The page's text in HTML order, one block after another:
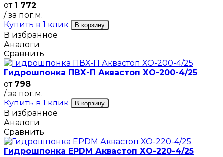
от 1 772
/ за пог.м.
Купить в 1 клик
В корзину
В избранное
Аналоги
Сравнить
Гидрошпонка ПВХ-П Аквастоп ХО-200-4/25
от 798
/ за пог.м.
Купить в 1 клик
В корзину
В избранное
Аналоги
Сравнить
Гидрошпонка EPDM Аквастоп ХО-220-4/25